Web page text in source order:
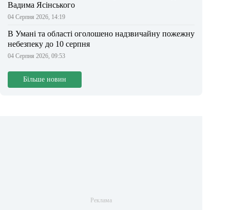
Вадима Ясінського
04 Серпня 2026, 14:19
В Умані та області оголошено надзвичайну пожежну
небезпеку до 10 серпня
04 Серпня 2026, 09:53
Більше новин